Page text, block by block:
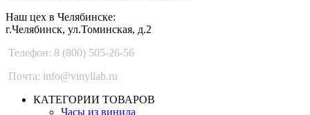
Наш цех в Челябинске:
г.Челябинск, ул.Томинская, д.2
Телефон: 8 (800) 505-26-56
Почта: info@vinyllab.ru
КАТЕГОРИИ ТОВАРОВ
Часы из винила